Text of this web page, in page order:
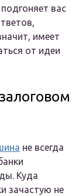
вас
имеет
от идеи
не всегда
Куда
зачастую не